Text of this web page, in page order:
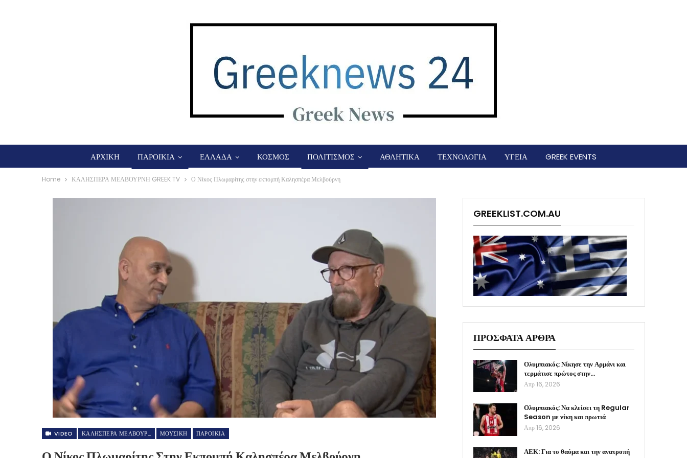
ΑΡΧΙΚΗ ΠΑΡΟΙΚΙΑ ΕΛΛΑΔΑ ΚΟΣΜΟΣ ΠΟΛΙΤΙΣΜΟΣ ΑΘΛΗΤΙΚΑ ΤΕΧΝΟΛΟΓΙΑ ΥΓΕΙΑ GREEK EVENTS
Home ΚΑΛΗΣΠΕΡΑ ΜΕΛΒΟΥΡΝΗ GREEK TV Ο Νίκος Πλωμαρίτης στην εκπομπή Καλησπέρα Μελβούρνη
VIDEO ΚΑΛΗΣΠΕΡΑ ΜΕΛΒΟΥΡΝΗ GREEK TV ΜΟΥΣΙΚΗ ΠΑΡΟΙΚΙΑ
GREEKLIST.COM.AU
ΠΡΟΣΦΑΤΑ ΑΡΘΡΑ
Ολυμπιακός: Νίκησε την Αρμάνι και
τερμάτισε πρώτος στην…
Απρ 16, 2026
Ολυμπιακός: Να κλείσει τη Regular
Season με νίκη και πρωτιά
Απρ 16, 2026
ΑΕΚ: Για το θαύμα και την ανατροπή